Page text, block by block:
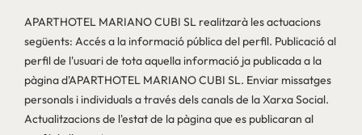
APARTHOTEL MARIANO CUBI SL realitzarà les actuacions
següents: Accés a la informació pública del perfil. Publicació al
perfil de l'usuari de tota aquella informació ja publicada a la
pàgina d'APARTHOTEL MARIANO CUBI SL. Enviar missatges
personals i individuals a través dels canals de la Xarxa Social.
Actualitzacions de l'estat de la pàgina que es publicaran al